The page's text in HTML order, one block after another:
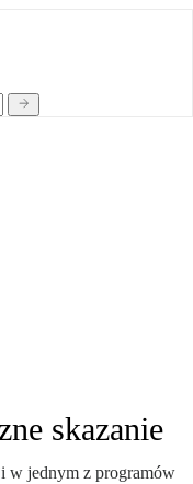
skazanie
w jednym z programów